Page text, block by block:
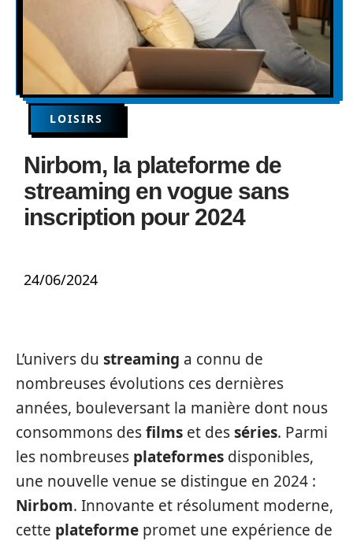
LOISIRS
Nirbom, la plateforme de
streaming en vogue sans
inscription pour 2024
24/06/2024
L’univers du streaming a connu de
nombreuses évolutions ces dernières
années, bouleversant la manière dont nous
consommons desfilms et desséries. Parmi
les nombreuses plateformes disponibles,
une nouvelle venue se distingue en 2024 :
Nirbom. Innovante et résolument moderne,
cette plateforme promet une expérience de